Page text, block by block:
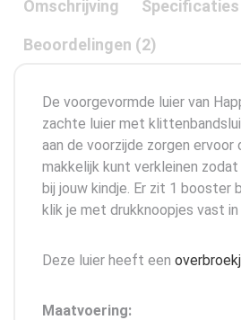
Omschrijving Specificaties
Beoordelingen (2)
De voorgevormde luier van
zachte luier met
aan de voorzijde zorgen ervoor
makkelijk kunt verkleinen
bij jouw kindje. Er zit 1 booster
klik je met drukknoopjes vast in
Deze luier heeft een
Maatvoering: